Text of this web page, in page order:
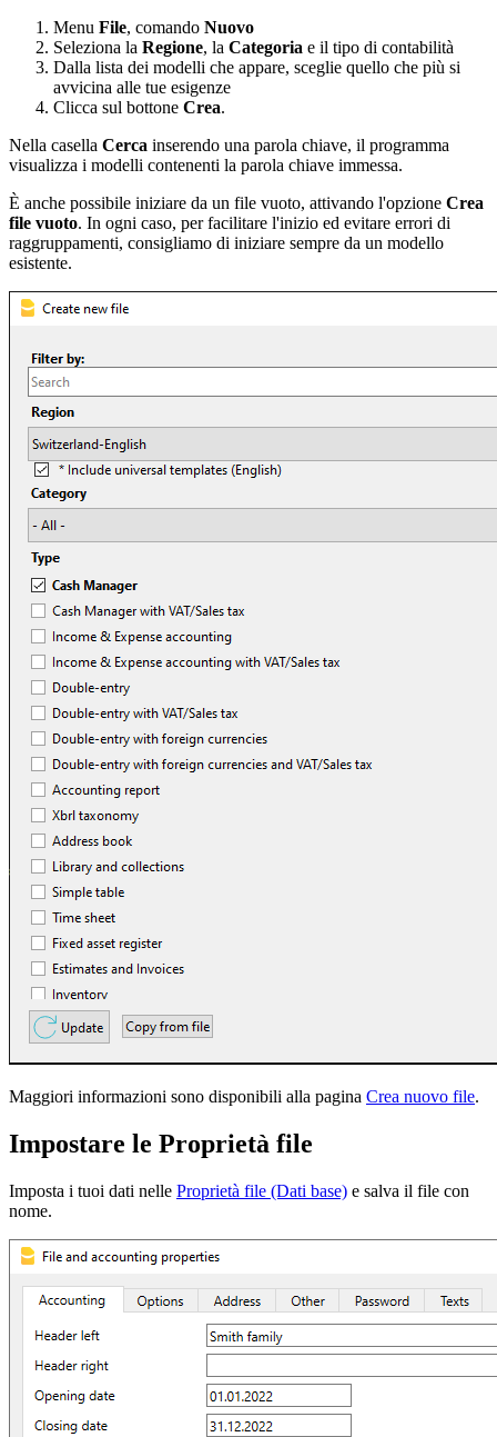
Menu File, comando Nuovo
Seleziona la Regione, la Categoria e il tipo di contabilità
Dalla lista dei modelli che appare, sceglie quello che più si
avvicina alle tue esigenze
Clicca sul bottone Crea.
Nella casella Cerca inserendo una parola chiave, il programma
visualizza i modelli contenenti la parola chiave immessa.
È anche possibile iniziare da un file vuoto, attivando l'opzione Crea
file vuoto. In ogni caso, per facilitare l'inizio ed evitare errori di
raggruppamenti, consigliamo di iniziare sempre da un modello
esistente.
Maggiori informazioni sono disponibili alla pagina Crea nuovo file.
Impostare le Proprietà file
Imposta i tuoi dati nelle Proprietà file (Dati base) e salva il file con
nome.